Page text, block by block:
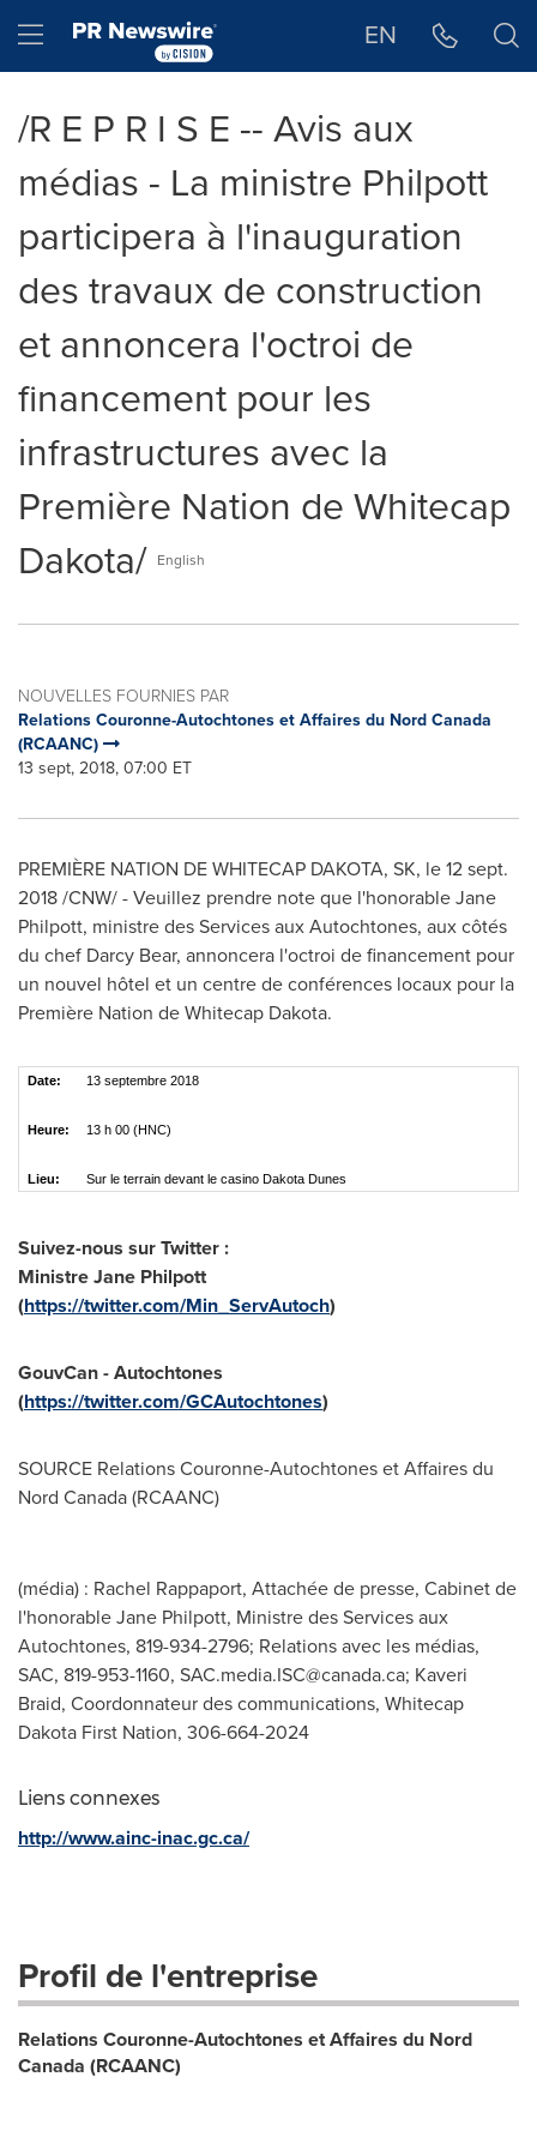
Hamburger menu EN
/R E P R I S E -- Avis aux
médias - La ministre Philpott
participera à l'inauguration
des travaux de construction
et annoncera l'octroi de
financement pour les
infrastructures avec la
Première Nation de Whitecap
Dakota/ English
NOUVELLES FOURNIES PAR
Relations Couronne-Autochtones et Affaires du Nord Canada
(RCAANC)
13 sept, 2018, 07:00 ET
PREMIÈRE NATION DE WHITECAP DAKOTA, SK, le12 sept.
2018/CNW/ - Veuillez prendre note que l'honorableJane
Philpott, ministre des Services aux Autochtones, aux côtés
du chef Darcy Bear, annoncera l'octroi de financement pour
un nouvel hôtel et un centre de conférences locaux pour la
Première Nation de Whitecap Dakota.
Date: 13 septembre 2018
Heure: 13 h 00 (HNC)
Lieu: Sur le terrain devant le casino Dakota Dunes
Suivez-nous sur Twitter :
Ministre Jane Philpott
(https://twitter.com/Min_ServAutoch)
GouvCan - Autochtones
(https://twitter.com/GCAutochtones)
SOURCE Relations Couronne-Autochtones et Affaires du
Nord Canada(RCAANC)
(média) : Rachel Rappaport, Attachée de presse, Cabinet de
l'honorable Jane Philpott, Ministre des Services aux
Autochtones, 819-934-2796; Relations avec les médias,
SAC, 819-953-1160, SAC.media.ISC@canada.ca; Kaveri
Braid, Coordonnateur des communications, Whitecap
Dakota First Nation, 306-664-2024
Liens connexes
http://www.ainc-inac.gc.ca/
Profil de l'entreprise
Relations Couronne-Autochtones et Affaires du Nord
Canada (RCAANC)